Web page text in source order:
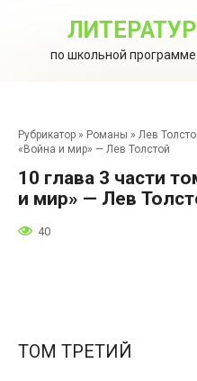
по школьной программе
Рубрикатор » Романы » Лев
«Война и мир» — Лев Толстой
10 глава 3 части тома 3 романа «Война
и мир» — Лев
40
ТОМ ТРЕТИЙ